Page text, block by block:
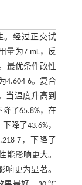
。经过正交试
量为7 mL，反
最优条件改性
4.604 6。复合
当温度升高到
了65.8%，在
降了43.6%，
7，下降了
能影响更大。
响更为显著。